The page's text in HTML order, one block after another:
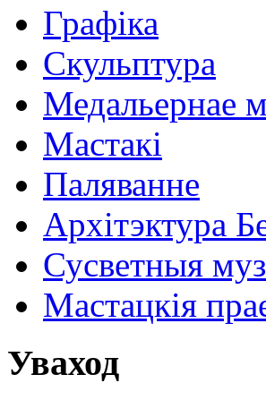
Графіка
Скульптура
Медальернае
Мастакі
Паляванне
Архітэктура
Сусветныя
Мастацкія
Уваход